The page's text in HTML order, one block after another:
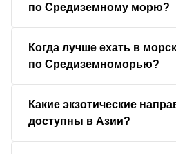
по Средиземному морю?
Когда лучше ехать в
по Средиземноморью?
Какие экзотические
доступны в Азии?